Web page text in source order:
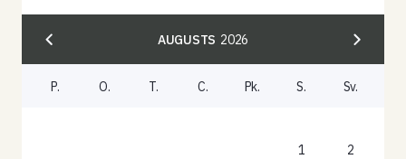
AUGUSTS 2026
P. O. T. C. Pk. S. Sv.
1 2